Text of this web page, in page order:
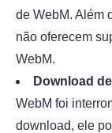
de WebM. Além
não oferecem
WebM.
Download
WebM foi
download, ele